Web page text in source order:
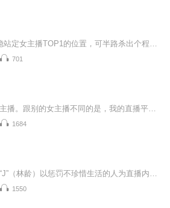
701
1684
1550